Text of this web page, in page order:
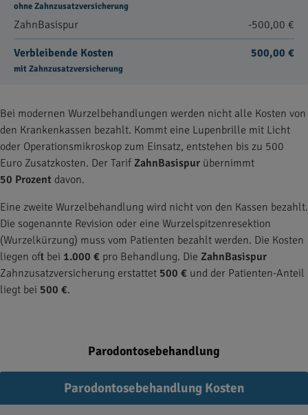
ohne Zahnzusatzversicherung
ZahnBasispur -500,00 €
Verbleibende Kosten
mit Zahnzusatzversicherung
500,00 €
Bei modernen Wurzelbehandlungen werden nicht alle Kosten von
den Krankenkassen bezahlt. Kommt eine Lupenbrille mit Licht
oder Operationsmikroskop zum Einsatz, entstehen bis zu 500
Euro Zusatzkosten. Der TarifZahnBasispur übernimmt
50 Prozent davon.
Eine zweite Wurzelbehandlung wird nicht von den Kassen bezahlt.
Die sogenannte Revision oder eine Wurzelspitzenresektion
(Wurzelkürzung) muss vom Patienten bezahlt werden. Die Kosten
liegen oft bei 1.000 € pro Behandlung. Die ZahnBasispur
Zahnzusatzversicherung erstattet 500 € und der Patienten-Anteil
liegt bei 500 €.
Parodontosebehandlung
Parodontosebehandlung Kosten